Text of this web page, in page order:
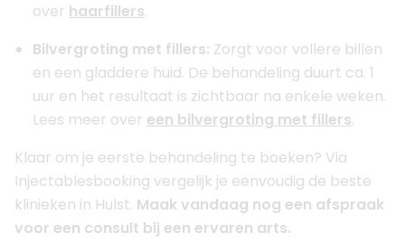
over haarfillers.
Bilvergroting met fillers: Zorgt voor vollere billen
en een gladdere huid. De behandeling duurt ca. 1
uur en het resultaat is zichtbaar na enkele weken.
Lees meer over een bilvergroting met fillers.
Klaar om je eerste behandeling te boeken? Via
Injectablesbooking vergelijk je eenvoudig de beste
klinieken in Hulst. Maak vandaag nog een afspraak
voor een consult bij een ervaren arts.